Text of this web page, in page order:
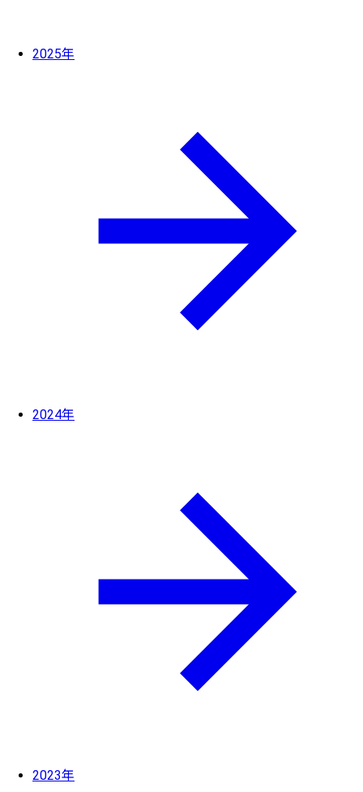
2025年
2024年
2023年